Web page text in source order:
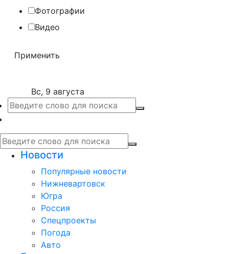
Фотографии
Видео
Вс, 9 августа
Новости
Популярные новости
Нижневартовск
Югра
Россия
Спецпроекты
Погода
Авто